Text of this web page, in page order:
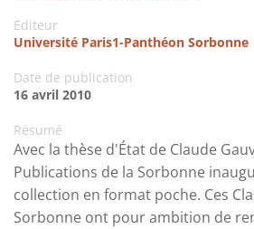
Editeur
Université Paris1-Panthéon Sorbonne
Date de publication
16 avril 2010
Résumé
Avec la thèse d'État de Claude
Publications de la Sorbonne
collection en format poche. Ces
Sorbonne ont pour ambition de